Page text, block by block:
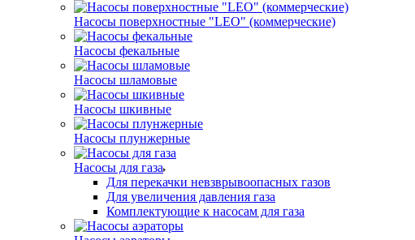
Насосы поверхностные "LEO" (коммерческие)
Насосы фекальные
Насосы шламовые
Насосы шкивные
Насосы плунжерные
Насосы для газа
Для перекачки невзврывоопасных газов
Для увеличения давления газа
Комплектующие к насосам для газа